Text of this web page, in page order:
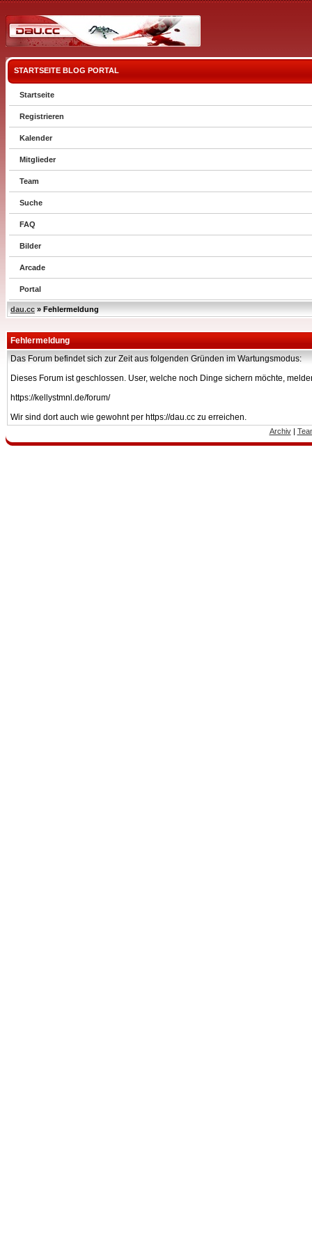
STARTSEITE BLOG PORTAL
Startseite
Registrieren
Kalender
Mitglieder
Team
Suche
FAQ
Bilder
Arcade
Portal
dau.cc » Fehlermeldung
Fehlermeldung
Das Forum befindet sich zur Zeit aus folgenden Gründen im Wartungsmodus:
Dieses Forum ist geschlossen. User, welche noch Dinge sichern möchte,
https://kellystmnl.de/forum/
Wir sind dort auch wie gewohnt per https://dau.cc zu erreichen.
Archiv|